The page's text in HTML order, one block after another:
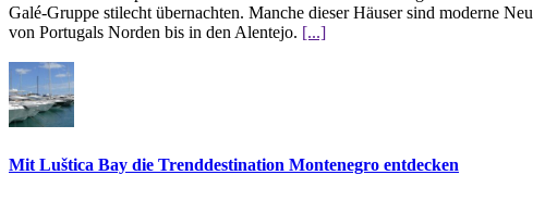
Galé-Gruppe stilecht übernachten. Manche dieser Häuser sind moderne
von Portugals Norden bis in den Alentejo. [...]
Mit Luštica Bay die Trenddestination Montenegro entdecken